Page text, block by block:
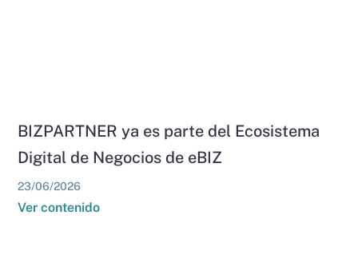
BIZPARTNER ya es parte del Ecosistema
Digital de Negocios de eBIZ
23/06/2026
Ver contenido